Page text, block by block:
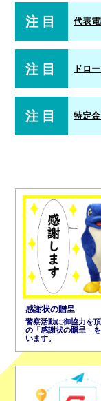
注目 代表
注目 ドロ
注目 特定
感謝状の贈呈
警察活動に御協力を
の「感謝状の贈呈」
います。